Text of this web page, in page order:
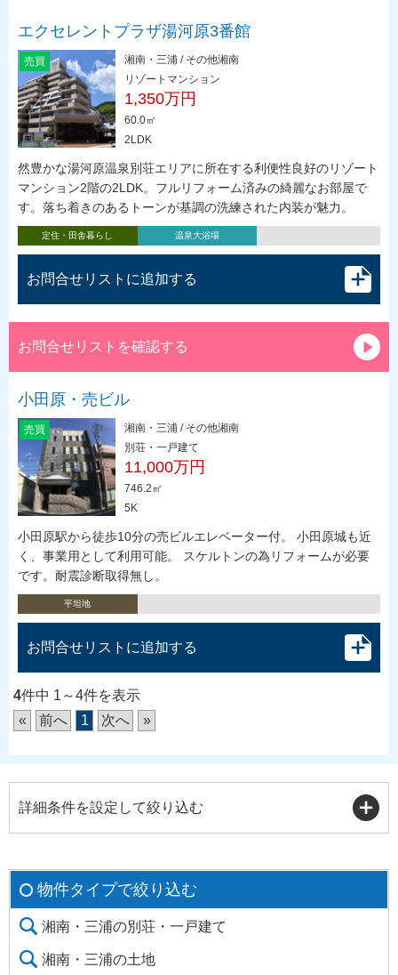
エクセレントプラザ湯河原3番館
売買
湘南・三浦 / その他湘南
リゾートマンション
1,350万円
60.0㎡
2LDK
然豊かな湯河原温泉別荘エリアに所在する利便性良好のリゾート
マンション2階の2LDK。フルリフォーム済みの綺麗なお部屋で
す。落ち着きのあるトーンが基調の洗練された内装が魅力。
定住・田舎暮らし 温泉大浴場
お問合せリストに追加する
お問合せリストを確認する
小田原・売ビル
売買
湘南・三浦 / その他湘南
別荘・一戸建て
11,000万円
746.2㎡
5K
小田原駅から徒歩10分の売ビルエレベーター付。 小田原城も近
く、事業用として利用可能。 スケルトンの為リフォームが必要
です。耐震診断取得無し。
平坦地
お問合せリストに追加する
4件中 1～4件を表示
«
前へ 1 次へ »
詳細条件を設定して絞り込む
物件タイプで絞り込む
湘南・三浦の別荘・一戸建て
湘南・三浦の土地